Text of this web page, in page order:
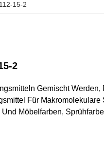
15-2
2
Gemischt Werden,
Für
Möbelfarben,